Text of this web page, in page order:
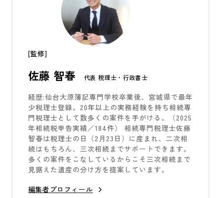
[監修]
佐藤 智春 代表 税理士・行政書士
経歴:仙台大原簿記専門学校卒業後、宮城県で最年
少税理士登録。20年以上の実務経験を持ち相続専
門税理士として数多くの案件を手がける。（2025
年相続税申告実績／184件） 相続専門税理士佐藤
智春は税理士の日（2月23日）に産まれ、二次相
続はもちろん、三次相続までサポートできます。
多くの案件をこなしているからこそ三次相続まで
見据えた遺産の分け方を提案しています。
編集者プロフィール